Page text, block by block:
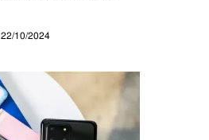
22/10/2024